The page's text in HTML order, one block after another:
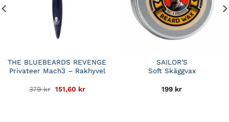
THE BLUEBEARDS REVENGE
Privateer Mach3 – Rakhyvel
379kr Det
ursprungliga
151,60 krDet
SAILOR’S
Soft Skäggvax
199 kr